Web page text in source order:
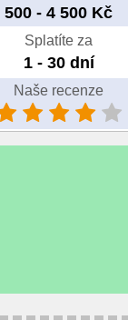
500 - 4 500 Kč
Splatíte za
1 - 30 dní
Naše recenze